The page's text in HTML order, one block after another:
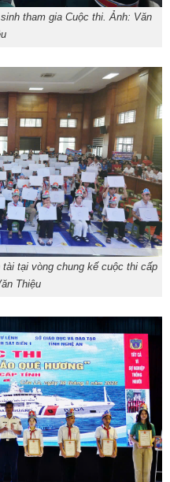
tham gia Cuộc thi. Ảnh: Văn
tại vòng chung kế cuộc thi cấp
Thiệu